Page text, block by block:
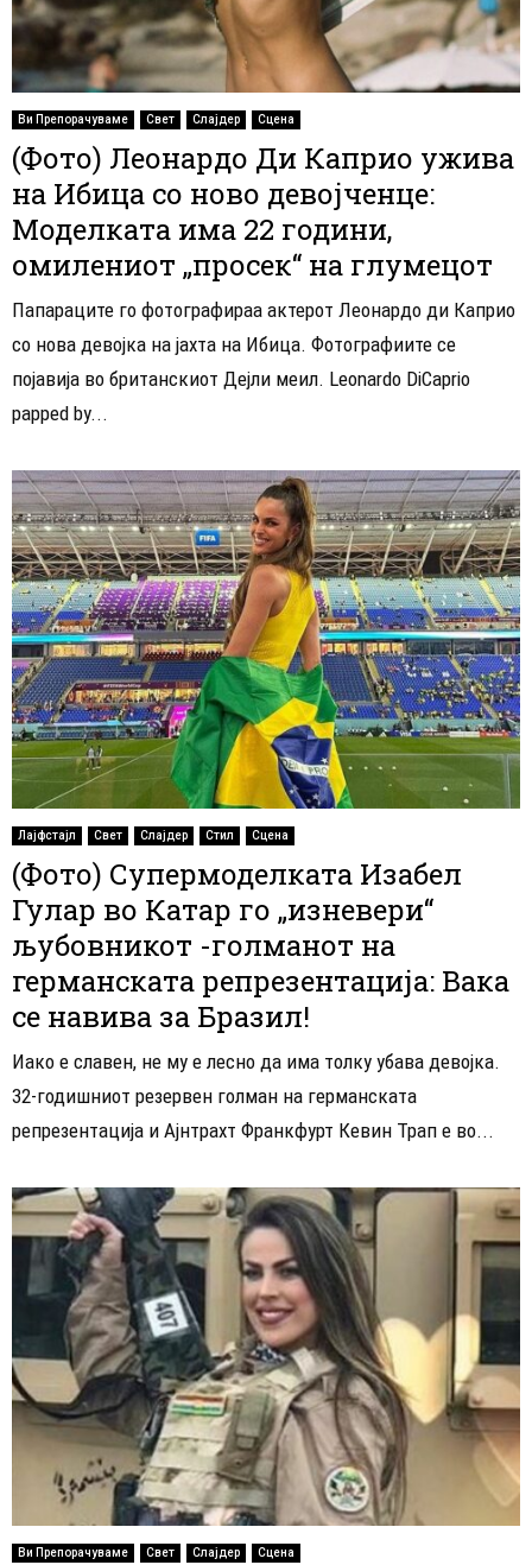
Ви Препорачуваме Свет Слајдер Сцена
(Фото) Леонардо Ди Каприо ужива
на Ибица со ново девојченце:
Моделката има 22 години,
омилениот „просек“ на глумецот
Папараците го фотографираа актерот Леонардо ди Каприо
со нова девојка на јахта на Ибица. Фотографиите се
појавија во британскиот Дејли меил. Leonardo DiCaprio
papped by...
Лајфстајл Свет Слајдер Стил Сцена
(Фото) Супермоделката Изабел
Гулар во Катар го „изневери“
љубовникот -голманот на
германската репрезентација: Вака
се навива за Бразил!
Иако е славен, не му е лесно да има толку убава девојка.
32-годишниот резервен голман на германската
репрезентација и Ајнтрахт Франкфурт Кевин Трап е во...
Ви Препорачуваме Свет Слајдер Сцена